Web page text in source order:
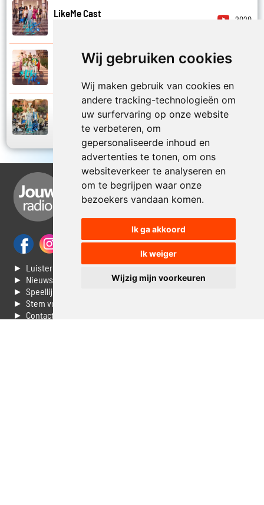
Wij gebruiken cookies
Wij maken gebruik van cookies en
andere tracking-technologieën om
uw surfervaring op onze website
te verbeteren, om
gepersonaliseerde inhoud en
advertenties te tonen, om ons
websiteverkeer te analyseren en
om te begrijpen waar onze
bezoekers vandaan komen.
Ik ga akkoord
Ik weiger
Wijzig mijn voorkeuren
LikeMe Cast
2020
LikeMe Cast
LikeMe Cast
Zondag
► Luisteren naar Jouwradio
► Nieuws
► Speellijst
► Stem voor de Dag top 3
► Contacteer ons